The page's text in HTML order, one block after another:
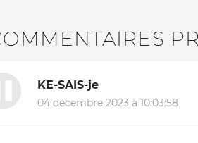
KE-SAIS-je
04 décembre 2023 à 10:03:58